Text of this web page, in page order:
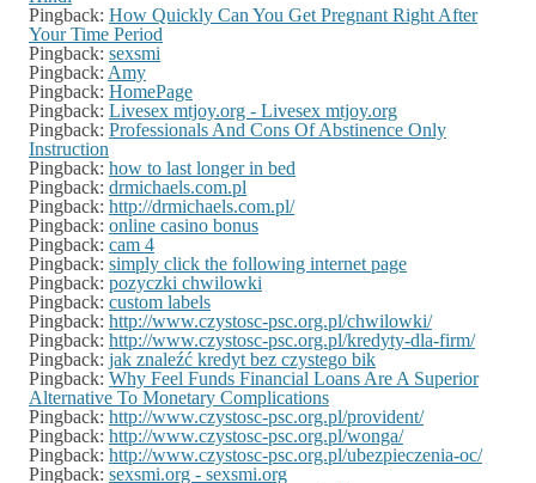
Pingback: How Quickly Can You Get Pregnant Right After
Your Time Period
Pingback: sexsmi
Pingback: Amy
Pingback: HomePage
Pingback: Livesex mtjoy.org - Livesex mtjoy.org
Pingback: Professionals And Cons Of Abstinence Only
Instruction
Pingback: how to last longer in bed
Pingback: drmichaels.com.pl
Pingback: http://drmichaels.com.pl/
Pingback: online casino bonus
Pingback: cam 4
Pingback: simply click the following internet page
Pingback: pozyczki chwilowki
Pingback: custom labels
Pingback: http://www.czystosc-psc.org.pl/chwilowki/
Pingback: http://www.czystosc-psc.org.pl/kredyty-dla-firm/
Pingback: jak znaleźć kredyt bez czystego bik
Pingback: Why Feel Funds Financial Loans Are A Superior
Alternative To Monetary Complications
Pingback: http://www.czystosc-psc.org.pl/provident/
Pingback: http://www.czystosc-psc.org.pl/wonga/
Pingback: http://www.czystosc-psc.org.pl/ubezpieczenia-oc/
Pingback: sexsmi.org - sexsmi.org